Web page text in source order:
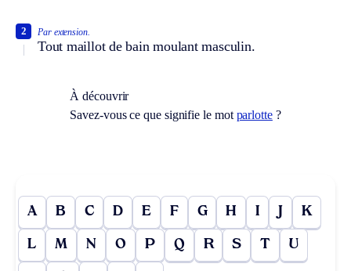
Par extension.
Tout maillot de bain moulant masculin.
2
À découvrir
Savez-vous ce que signifie le mot parlotte?
A B C D E F G H I J K
L M N O P Q R S T U